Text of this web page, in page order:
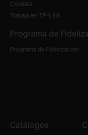
Cookies
Trabaja en TP-Link
Programa de
Programa de Fidelización
Catálogos